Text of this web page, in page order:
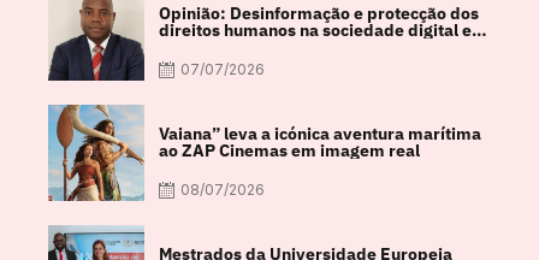
Opinião: Desinformação e protecção dos
direitos humanos na sociedade digital em
07/07/2026
Vaiana” leva a icónica aventura marítima
ao ZAP Cinemas em imagem real
08/07/2026
Mestrados da Universidade Europeia